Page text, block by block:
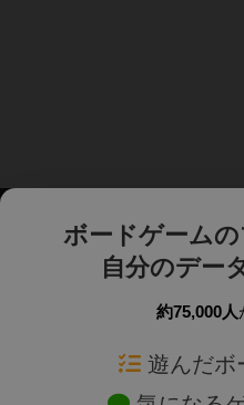
ボードゲームの
自分のデー
約75,000人
遊んだボ